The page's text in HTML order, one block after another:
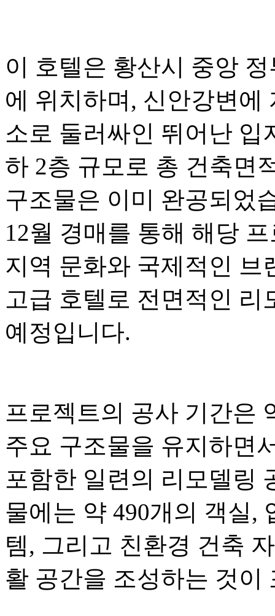
이 호텔은 황산시 중앙
에 위치하며, 신안강변에
소로 둘러싸인 뛰어난 입
하 2층 규모로 총 건축면
구조물은 이미 완공되었
12월 경매를 통해 해당
지역 문화와 국제적인 브
고급 호텔로 전면적인
예정입니다.
프로젝트의 공사 기간은
주요 구조물을 유지하면
포함한 일련의 리모델링
물에는 약 490개의 객실,
템, 그리고 친환경 건축
활 공간을 조성하는 것이